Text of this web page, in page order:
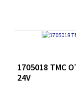
1705018 TMC
24V